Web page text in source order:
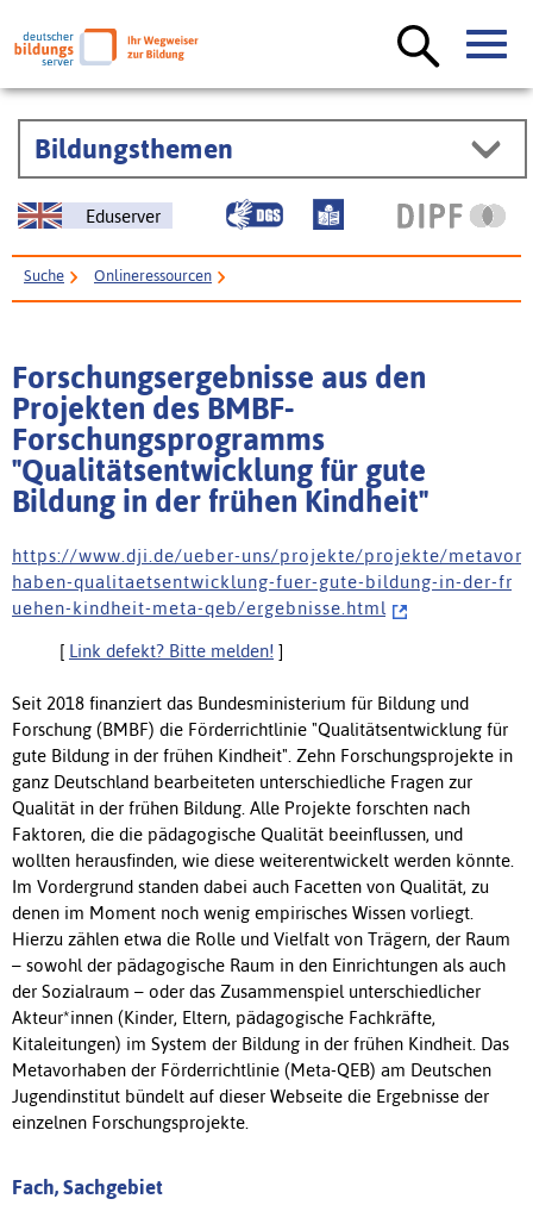
Bildungsthemen
Eduserver
Suche Onlineressourcen
Forschungsergebnisse aus den
Projekten des BMBF-
Forschungsprogramms
"Qualitätsentwicklung für gute
Bildung in der frühen Kindheit"
h t t p s : / / w w w . d j i . d e / u e b e r - u n s / p r o j e k t e / p r o j e k t e / m e t a v o r
h a b e n - q u a l i t a e t s e n t w i c k l u n g - f u e r - g u t e - b i l d u n g - i n - d e r - f r
u e h e n - k i n d h e i t - m e t a - q e b / e r g e b n i s s e . h t m l
[ Link defekt? Bitte melden! ]
Seit 2018 finanziert das Bundesministerium für Bildung und
Forschung (BMBF) die Förderrichtlinie "Qualitätsentwicklung für
gute Bildung in der frühen Kindheit". Zehn Forschungsprojekte in
ganz Deutschland bearbeiteten unterschiedliche Fragen zur
Qualität in der frühen Bildung. Alle Projekte forschten nach
Faktoren, die die pädagogische Qualität beeinflussen, und
wollten herausfinden, wie diese weiterentwickelt werden könnte.
Im Vordergrund standen dabei auch Facetten von Qualität, zu
denen im Moment noch wenig empirisches Wissen vorliegt.
Hierzu zählen etwa die Rolle und Vielfalt von Trägern, der Raum
– sowohl der pädagogische Raum in den Einrichtungen als auch
der Sozialraum – oder das Zusammenspiel unterschiedlicher
Akteur*innen (Kinder, Eltern, pädagogische Fachkräfte,
Kitaleitungen) im System der Bildung in der frühen Kindheit. Das
Metavorhaben der Förderrichtlinie (Meta-QEB) am Deutschen
Jugendinstitut bündelt auf dieser Webseite die Ergebnisse der
einzelnen Forschungsprojekte.
Fach, Sachgebiet